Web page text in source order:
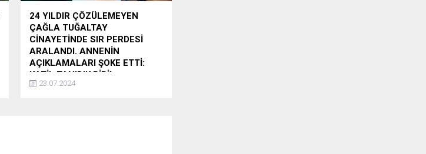
24 YILDIR ÇÖZÜLEMEYEN
ÇAĞLA TUĞALTAY
CİNAYETİNDE SIR PERDESİ
ARALANDI. ANNENİN
AÇIKLAMALARI ŞOKE ETTİ:
KATİL TANIDIK BİRİ!
Uzman Psikolog Esra Ezmeci'nin
23.07.2024